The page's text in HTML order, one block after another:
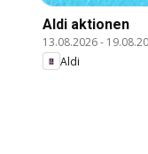
Aldi aktionen
13.08.2026-
Aldi